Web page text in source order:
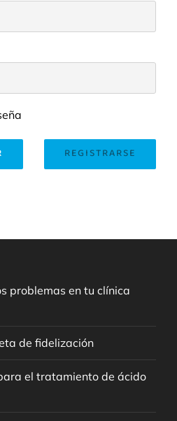
REGISTRARSE
problemas en tu clínica
de fidelización
el tratamiento de ácido